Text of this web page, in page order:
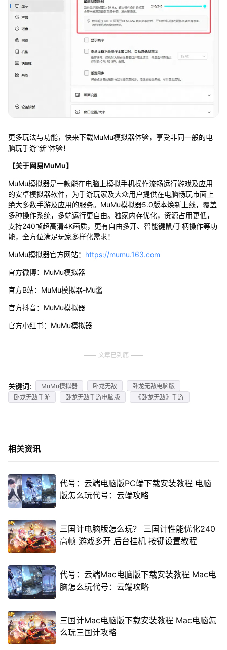
更多玩法与功能，快来下载MuMu模拟器体验，享受非同一般的电
脑玩手游“新”体验！
【关于网易MuMu】
MuMu模拟器是一款能在电脑上模拟手机操作流畅运行游戏及应用
的安卓模拟器软件，为手游玩家及大众用户提供在电脑畅玩市面上
绝大多数手游及应用的服务。MuMu模拟器5.0版本焕新上线，覆盖
多种操作系统，多端运行更自由。独家内存优化，资源占用更低，
支持240帧超高清4K画质，更有自由多开、智能键鼠/手柄操作等功
能，全方位满足玩家多样化需求！
MuMu模拟器官方网站： https://mumu.163.com
官方微博：MuMu模拟器
官方B站：MuMu模拟器-Mu酱
官方抖音：MuMu模拟器
官方小红书：MuMu模拟器
文章已到底
关键词: MuMu模拟器 卧龙无敌
卧龙无敌电脑版
卧龙无敌手游
卧龙无敌手游电脑版 《卧龙无敌》手游
相关资讯
代号：云端电脑版PC端下载安装教程 电脑
版怎么玩代号：云端攻略
三国计电脑版怎么玩？ 三国计性能优化240
高帧 游戏多开 后台挂机 按键设置教程
代号：云端Mac电脑版下载安装教程 Mac电
脑怎么玩代号：云端攻略
三国计Mac电脑版下载安装教程 Mac电脑怎
么玩三国计攻略